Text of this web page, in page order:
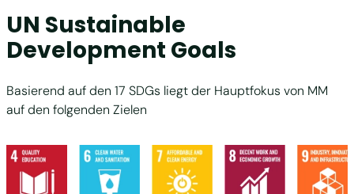
UN Sustainable
Development Goals
Basierend auf den 17 SDGs liegt der Hauptfokus von MM
auf den folgenden Zielen